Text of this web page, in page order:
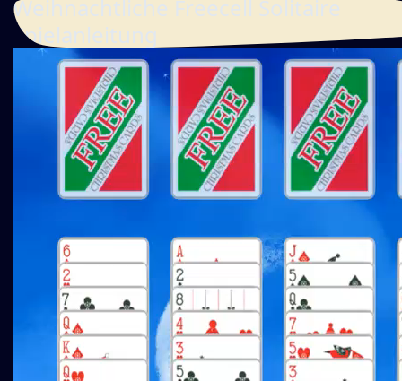
Weihnachtliche Freecell Solitaire
Spielanleitung